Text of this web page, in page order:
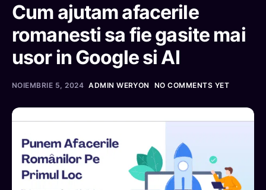
Enterprise
Studii de caz
Prețuri
Cum ajutam afacerile
romanesti sa fie gasite mai
usor in Google si AI
NOIEMBRIE 5, 2024 ADMIN WERYON NO COMMENTS YET